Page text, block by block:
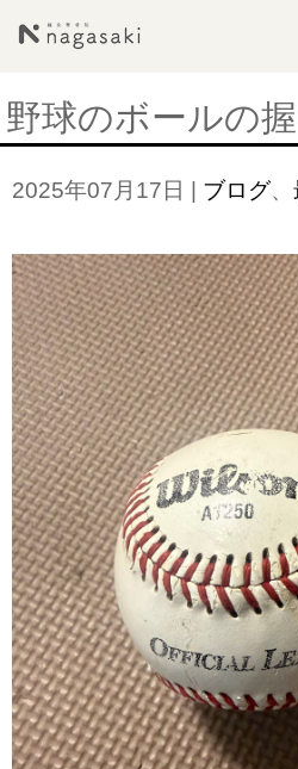
野球のボールの
2025年07月17日 | ブログ、